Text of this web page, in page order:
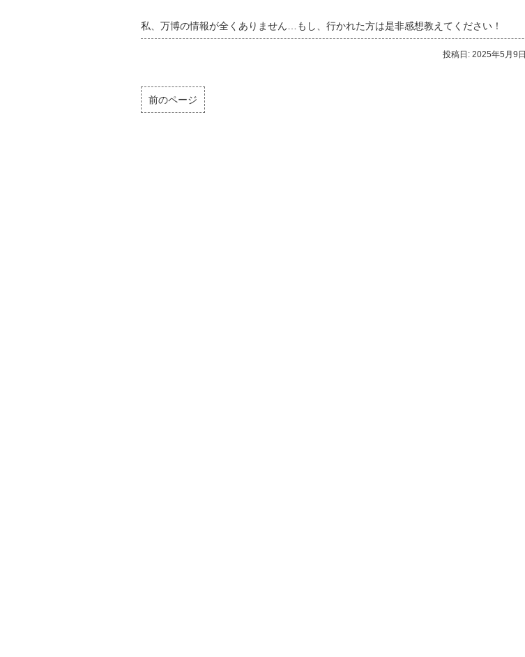
私、万博の情報が全くありません…もし、行かれた方は是非感想教えてください！
投稿日: 2025年5月9日
前のページ